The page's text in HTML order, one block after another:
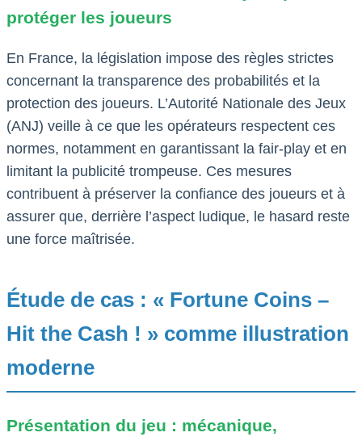
protéger les joueurs
En France, la législation impose des règles strictes
concernant la transparence des probabilités et la
protection des joueurs. L’Autorité Nationale des Jeux
(ANJ) veille à ce que les opérateurs respectent ces
normes, notamment en garantissant la fair-play et en
limitant la publicité trompeuse. Ces mesures
contribuent à préserver la confiance des joueurs et à
assurer que, derrière l’aspect ludique, le hasard reste
une force maîtrisée.
Étude de cas : « Fortune Coins –
Hit the Cash ! » comme illustration
moderne
Présentation du jeu : mécanique,